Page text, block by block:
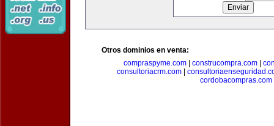
Otros dominios en venta:
compraspyme.com
construcompra.com
consultoriacrm.com|
cordobacompras.com